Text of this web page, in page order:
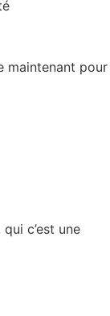
maintenant pour
c’est une